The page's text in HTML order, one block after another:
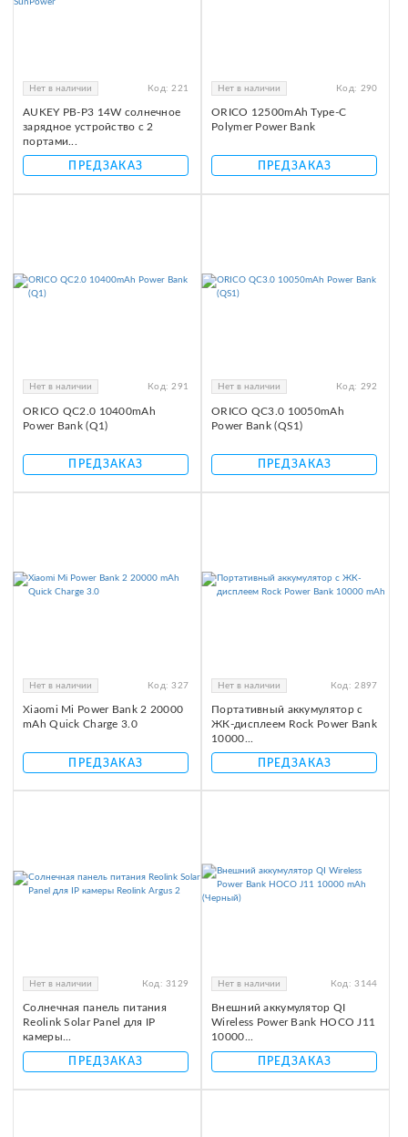
Нет в наличии Код: 221
AUKEY PB-P3 14W солнечное
зарядное устройство с 2
портами...
ПРЕДЗАКАЗ
Нет в наличии Код: 290
ORICO 12500mAh Type-C
Polymer Power Bank
ПРЕДЗАКАЗ
Нет в наличии Код: 291
ORICO QC2.0 10400mAh
Power Bank (Q1)
ПРЕДЗАКАЗ
Нет в наличии Код: 292
ORICO QC3.0 10050mAh
Power Bank (QS1)
ПРЕДЗАКАЗ
Нет в наличии Код: 327
Xiaomi Mi Power Bank 2 20000
mAh Quick Charge 3.0
ПРЕДЗАКАЗ
Нет в наличии Код: 2897
Портативный аккумулятор с
ЖК-дисплеем Rock Power Bank
10000...
ПРЕДЗАКАЗ
Нет в наличии Код: 3129
Солнечная панель питания
Reolink Solar Panel для IP
камеры...
ПРЕДЗАКАЗ
Нет в наличии Код: 3144
Внешний аккумулятор QI
Wireless Power Bank НОСО J11
10000...
ПРЕДЗАКАЗ